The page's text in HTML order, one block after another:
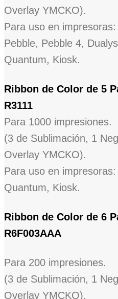
Overlay YMCKO).
Para uso en impresoras:
Pebble, Pebble 4,
Quantum, Kiosk.
Ribbon de Color de 5
R3111
Para 1000 impresiones.
(3 de Sublimación, 1
Overlay YMCKO).
Para uso en impresoras:
Quantum, Kiosk.
Ribbon de Color de 6
R6F003AAA
Para 200 impresiones.
(3 de Sublimación, 1
Overlay YMCKO).